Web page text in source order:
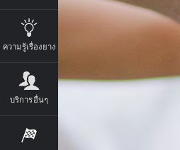
ความรู้เรื่องยาง
บริการอื่นๆ